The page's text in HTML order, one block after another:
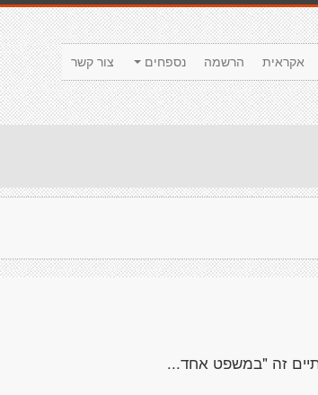
צור קשר נספחים הרשמה אקראית